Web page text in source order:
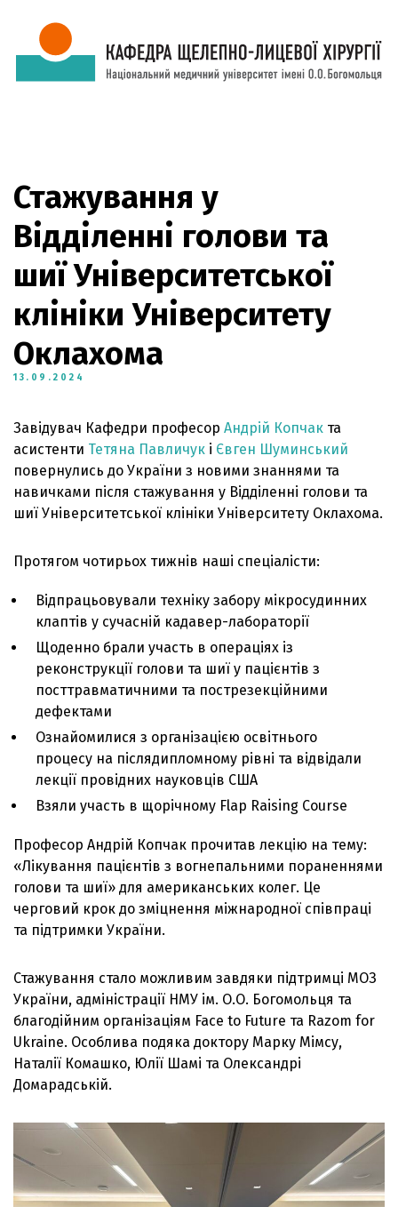
Стажування у
Відділенні голови та
шиї Університетської
клініки Університету
Оклахома
13.09.2024
Завідувач Кафедри професор Андрій Копчак та
асистенти Тетяна Павличук і Євген Шуминський
повернулись до України з новими знаннями та
навичками після стажування у Відділенні голови та
шиї Університетської клініки Університету Оклахома.
Протягом чотирьох тижнів наші спеціалісти:
Відпрацьовували техніку забору мікросудинних
клаптів у сучасній кадавер-лабораторії
Щоденно брали участь в операціях із
реконструкції голови та шиї у пацієнтів з
посттравматичними та пострезекційними
дефектами
Ознайомилися з організацією освітнього
процесу на післядипломному рівні та відвідали
лекції провідних науковців США
Взяли участь в щорічному Flap Raising Course
Професор Андрій Копчак прочитав лекцію на тему:
«Лікування пацієнтів з вогнепальними пораненнями
голови та шиї» для американських колег. Це
черговий крок до зміцнення міжнародної співпраці
та підтримки України.
Стажування стало можливим завдяки підтримці МОЗ
України, адміністрації НМУ ім. О.О. Богомольця та
благодійним організаціям Face to Future та Razom for
Ukraine. Особлива подяка доктору Марку Мімсу,
Наталії Комашко, Юлії Шамі та Олександрі
Домарадській.